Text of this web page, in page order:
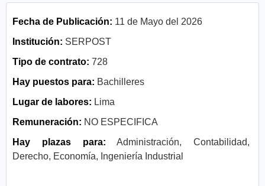
Fecha de Publicación: 11 de Mayo del 2026
Institución: SERPOST
Tipo de contrato: 728
Hay puestos para: Bachilleres
Lugar de labores: Lima
Remuneración: NO ESPECIFICA
Hay plazas para: Administración, Contabilidad,
Derecho, Economía, Ingeniería Industrial